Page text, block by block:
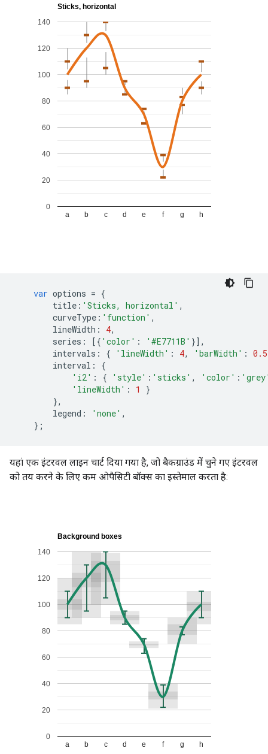
var options = {
title : 'Sticks, horizontal' ,
curveType : 'function' ,
lineWidth : 4,
series : [{ 'color' : '#E7711B' }],
intervals : { 'lineWidth' : 4, 'barWidth' : 0.5
interval :
{
'i2' : { 'style' : 'sticks' , 'color' :
'lineWidth' : 1
}
},
legend : 'none' ,
};
यहां एक इंटरवल लाइन चार्ट दिया गया है, जो बैकग्राउंड में चुने गए इंटरवल
को तय करने के लिए कम ओपैसिटी बॉक्स का इस्तेमाल करता है: